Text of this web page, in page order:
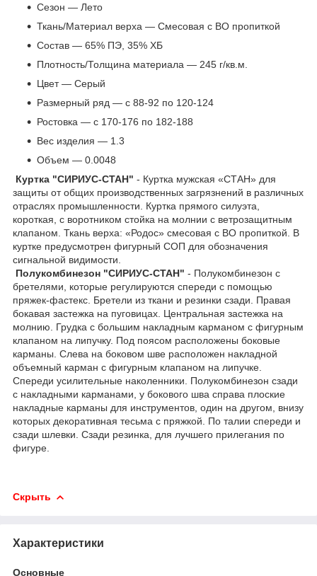
Сезон — Лето
Ткань/Материал верха — Смесовая с ВО пропиткой
Состав — 65% ПЭ, 35% ХБ
Плотность/Толщина материала — 245 г/кв.м.
Цвет — Серый
Размерный ряд — с 88-92 по 120-124
Ростовка — с 170-176 по 182-188
Вес изделия — 1.3
Объем — 0.0048
Куртка "СИРИУС-СТАН" - Куртка мужская «СТАН» для
защиты от общих производственных загрязнений в различных
отраслях промышленности. Куртка прямого силуэта,
короткая, с воротником стойка на молнии с ветрозащитным
клапаном. Ткань верха: «Родос» смесовая с ВО пропиткой. В
куртке предусмотрен фигурный СОП для обозначения
сигнальной видимости.
Полукомбинезон "СИРИУС-СТАН" - Полукомбинезон с
бретелями, которые регулируются спереди с помощью
пряжек-фастекс. Бретели из ткани и резинки сзади. Правая
бокавая застежка на пуговицах. Центральная застежка на
молнию. Грудка с большим накладным карманом с фигурным
клапаном на липучку. Под поясом расположены боковые
карманы. Слева на боковом шве расположен накладной
объемный карман с фигурным клапаном на липучке.
Спереди усилительные наколенники. Полукомбинезон сзади
с накладными карманами, у бокового шва справа плоские
накладные карманы для инструментов, один на другом, внизу
которых декоративная тесьма с пряжкой. По талии спереди и
сзади шлевки. Сзади резинка, для лучшего прилегания по
фигуре.
Скрыть
Характеристики
Основные